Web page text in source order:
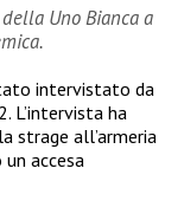
Uno Bianca a
intervistato da
L’intervista ha
strage all’armeria
accesa